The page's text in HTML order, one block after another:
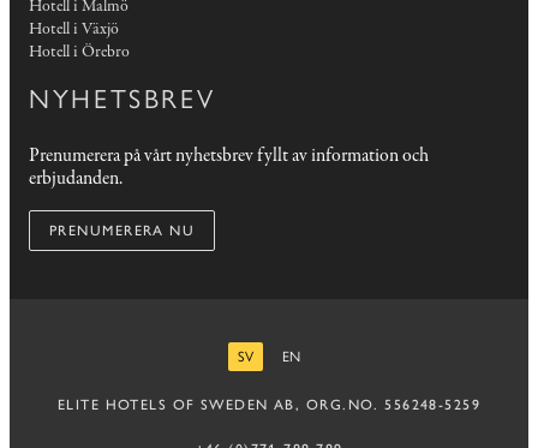
Hotell i Malmö
Hotell i Växjö
Hotell i Örebro
NYHETSBREV
Prenumerera på vårt nyhetsbrev fyllt av information och
erbjudanden.
PRENUMERERA NU
SV
EN
ELITE HOTELS OF SWEDEN AB, ORG.NO. 556248-5259